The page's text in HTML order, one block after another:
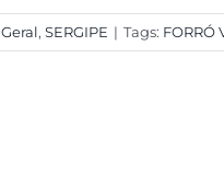
Geral, SERGIPE | Tags: FORRÓ